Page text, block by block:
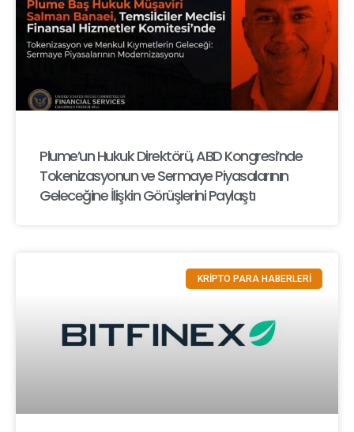
Plume’un Hukuk Direktörü, ABD Kongresi’nde
Tokenizasyonun ve Sermaye Piyasalarının
Geleceğine İlişkin Görüşlerini Paylaştı
KRİPTO PARA HABERLERİ